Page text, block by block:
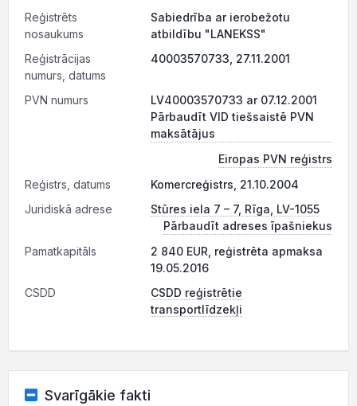
Reģistrēts
nosaukums
Sabiedrība ar ierobežotu
atbildību "LANEKSS"
Reģistrācijas
numurs, datums
40003570733, 27.11.2001
PVN numurs
LV40003570733 ar 07.12.2001
Pārbaudīt VID tiešsaistē PVN
maksātājus
Eiropas PVN reģistrs
Reģistrs, datums
Komercreģistrs, 21.10.2004
Juridiskā adrese
Stūres iela 7 – 7, Rīga, LV-1055
Pārbaudīt adreses īpašniekus
Pamatkapitāls
2 840 EUR, reģistrēta apmaksa
19.05.2016
CSDD
CSDD reģistrētie
transportlīdzekļi
Svarīgākie fakti